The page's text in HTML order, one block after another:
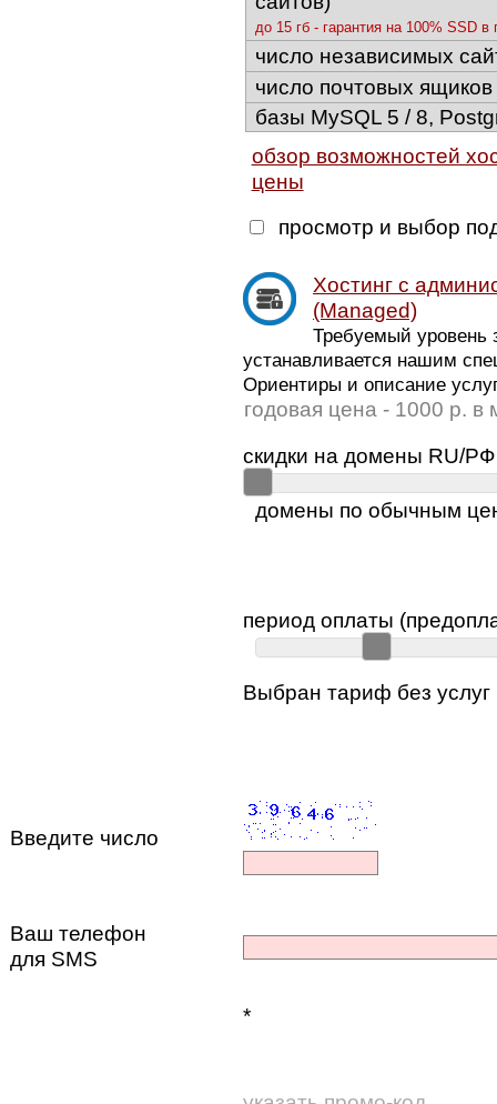
до 15 гб - гарантия на 100% SSD в
число независимых
число почтовых ящиков
базы MySQL 5 / 8,
обзор возможностей
цены
просмотр и выбор
Хостинг с
(Managed)
Требуемый уровень
устанавливается нашим
Ориентиры и описание
годовая цена - 1000 р. в
скидки на домены RU/РФ
домены по обычным
период оплаты
Выбран тариф без услуг
Введите число
Ваш телефон
для SMS
*